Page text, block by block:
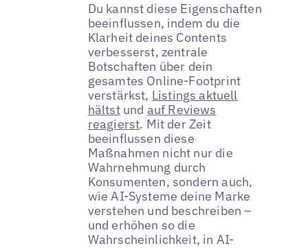
Du kannst diese Eigenschaften
beeinflussen, indem du die
Klarheit deines Contents
verbesserst, zentrale
Botschaften über dein
gesamtes Online-Footprint
verstärkst, Listings aktuell
hältstund auf Reviews
reagierst. Mit der Zeit
beeinflussen diese
Maßnahmen nicht nur die
Wahrnehmung durch
Konsumenten, sondern auch,
wie AI-Systeme deine Marke
verstehen und beschreiben –
und erhöhen so die
Wahrscheinlichkeit, in AI-